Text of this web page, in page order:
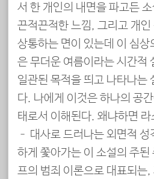
서 한 개인의 내면을 파고든
끈적끈적한 느낌, 그리고 개
상통하는 면이 있는데 이 심상
은 무더운 여름이라는 시간적
일관된 목적을 띄고 나타나는
다. 나에게 이것은 하나의 공
태로서 이해된다. 왜냐하면
– 대사로 드러나는 외면적
하게 쫓아가는 이 소설의 주
프의 범죄 이론으로 대표되는,